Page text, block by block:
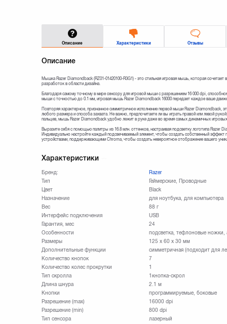
Описание Характеристики Отзывы
Описание
Мышка Razer Diamondback (RZ01-01420100-R3G1) - это стильная игровая мышь, которая
разработок в области дизайна.
Благодаря самому точному в мире сенсору для игровой мыши с разрешением 16 000 dpi,
мыши с точностью до 0.1 мм, игровая мышь Razer Diamondback 16000 передает каждое ваше
Повторяя характерное, признанное симметричное исполнение первой мыши Razer Diamondback,
любого размера и способа захвата. Не важно, предпочитаете ли вы играть правой или левой
пальцев, мышь Razer Diamondback удобно лежит в руке даже во время самых динамичных
Выразите себя с помощью палитры из 16.8 млн. оттенков, настраивая подсветку логотипа Razer
Индивидуально настройте каждый подсвечиваемый элемент, чтобы создать собственный эффект
устройствами, поддерживающими Chroma, чтобы создать невероятное отображение вашего
Характеристики
Бренд:
Razer
Тип
Геймерские, Проводные
Цвет
Black
Назначение
для ноутбука, для компьютера
Вес
88 г
Интерфейс подключения
USB
Гарантия, мес
24
Особенности
подсветка, тефлоновые ножки,
Размеры
125 x 60 x 30 мм
Дополнительные функции
симметричная (подходит для
Количество кнопок
7
Количество колес прокрутки
1
Тип скролла
1кнопка-скрол
Длина шнура
2.1 м
Кнопки
программируемые, боковые
Разрешение (max)
16000 dpi
Разрешение (min)
800 dpi
Тип сенсора
лазерный